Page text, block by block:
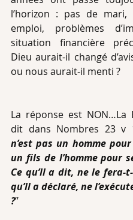
l’horizon : pas de mari,
emploi, problèmes
situation financière
Dieu aurait-il changé
ou nous aurait-il menti ?
La réponse est NON…La
dit dans Nombres 23 v
n’est pas un homme
un fils de l’homme pour
Ce qu’Il a dit, ne le fera-
qu’Il a déclaré, ne
?’’